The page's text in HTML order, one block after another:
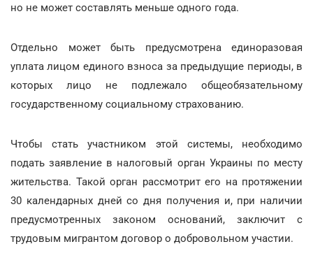
но не может составлять меньше одного года.
Отдельно может быть предусмотрена единоразовая
уплата лицом единого взноса за предыдущие периоды, в
которых лицо не подлежало общеобязательному
государственному социальному страхованию.
Чтобы стать участником этой системы, необходимо
подать заявление в налоговый орган Украины по месту
жительства. Такой орган рассмотрит его на протяжении
30 календарных дней со дня получения и, при наличии
предусмотренных законом оснований, заключит с
трудовым мигрантом договор о добровольном участии.